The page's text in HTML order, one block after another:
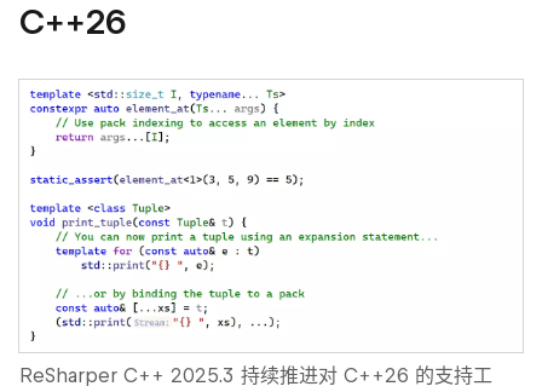
C++26
ReSharper C++ 2025.3 持续推进对 C++26 的支持工